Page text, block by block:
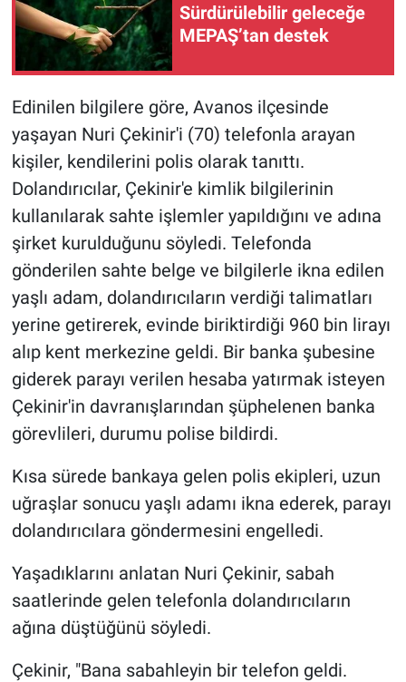
Sürdürülebilir geleceğe
MEPAŞ’tan destek
Edinilen bilgilere göre, Avanos ilçesinde
yaşayan Nuri Çekinir'i (70) telefonla arayan
kişiler, kendilerini polis olarak tanıttı.
Dolandırıcılar, Çekinir'e kimlik bilgilerinin
kullanılarak sahte işlemler yapıldığını ve adına
şirket kurulduğunu söyledi. Telefonda
gönderilen sahte belge ve bilgilerle ikna edilen
yaşlı adam, dolandırıcıların verdiği talimatları
yerine getirerek, evinde biriktirdiği 960 bin lirayı
alıp kent merkezine geldi. Bir banka şubesine
giderek parayı verilen hesaba yatırmak isteyen
Çekinir'in davranışlarından şüphelenen banka
görevlileri, durumu polise bildirdi.
Kısa sürede bankaya gelen polis ekipleri, uzun
uğraşlar sonucu yaşlı adamı ikna ederek, parayı
dolandırıcılara göndermesini engelledi.
Yaşadıklarını anlatan Nuri Çekinir, sabah
saatlerinde gelen telefonla dolandırıcıların
ağına düştüğünü söyledi.
Çekinir, "Bana sabahleyin bir telefon geldi.